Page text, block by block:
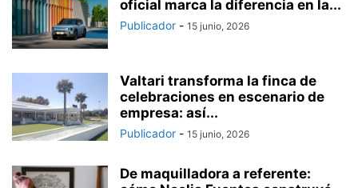
oficial marca la diferencia en la...
Publicador - 15 junio, 2026
Valtari transforma la finca de
celebraciones en escenario de
empresa: así...
Publicador - 15 junio, 2026
De maquilladora a referente: